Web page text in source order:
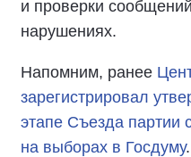
и проверки
нарушениях.
Напомним, ранее
зарегистрировал
этапе Съезда партии
на выборах в Госдуму